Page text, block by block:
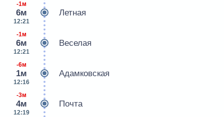
-1м
6м
12:21
Летная
-1м
6м
12:21
Веселая
-6м
1м
12:16
Адамковская
-3м
4м
12:19
Почта